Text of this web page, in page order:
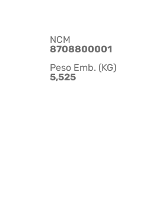
NCM
8708800001
Peso Emb. (KG)
5,525